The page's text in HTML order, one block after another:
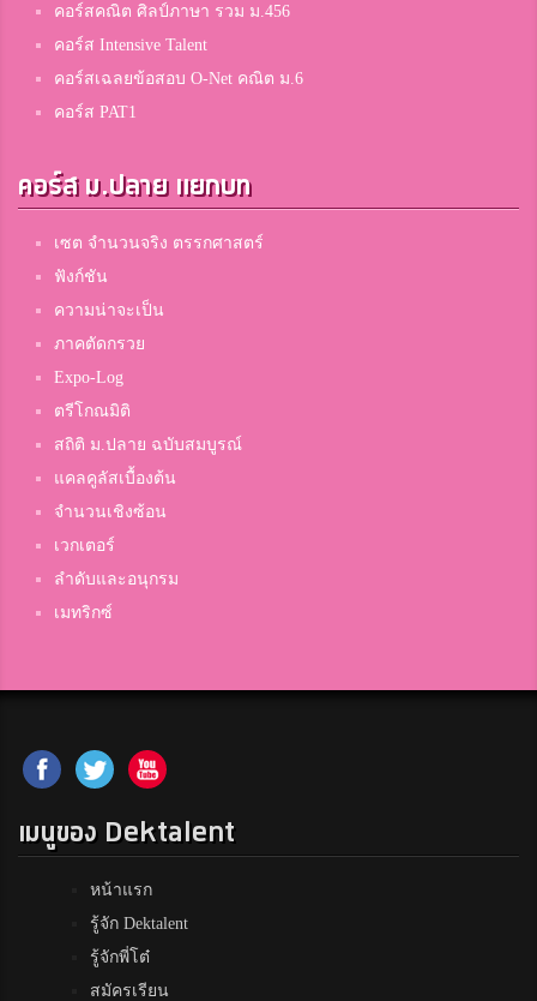
คอร์สคณิต ศิลป์ภาษา รวม ม.456
คอร์ส Intensive Talent
คอร์สเฉลยข้อสอบ O-Net คณิต ม.6
คอร์ส PAT1
คอร์ส ม.ปลาย แยกบท
เซต จำนวนจริง ตรรกศาสตร์
ฟังก์ชัน
ความน่าจะเป็น
ภาคตัดกรวย
Expo-Log
ตรีโกณมิติ
สถิติ ม.ปลาย ฉบับสมบูรณ์
แคลคูลัสเบื้องต้น
จำนวนเชิงซ้อน
เวกเตอร์
ลำดับและอนุกรม
เมทริกซ์
เมนูของ Dektalent
หน้าแรก
รู้จัก Dektalent
รู้จักพี่โต๋
สมัครเรียน